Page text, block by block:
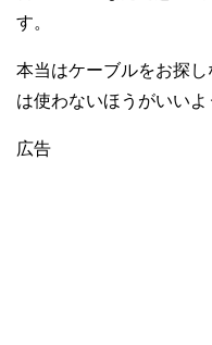
す。
本当はケーブルをお探
は使わないほうがいいよ
広告